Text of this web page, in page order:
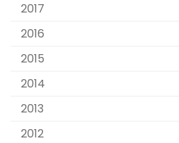
2017
2016
2015
2014
2013
2012